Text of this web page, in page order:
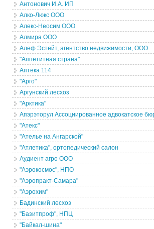
Антонович И.А. ИП
Алко-Люкс ООО
Алекс-Неосим ООО
Алмира ООО
Алеф Эстейт, агентство недвижимости, ООО
"Аппетитная страна"
Аптека 114
"Арго"
Аргунский лесхоз
"Арктика"
Апэрэторул Ассоциированное адвокатское
"Атекс"
"Ателье на Ангарской"
"Атлетика", ортопедический салон
Аудиент агро ООО
"Аэрокосмос", НПО
"Аэропракт-Самара"
"Аэрохим"
Бадинский лесхоз
"Базитпроф", НПЦ
"Байкал-шина"